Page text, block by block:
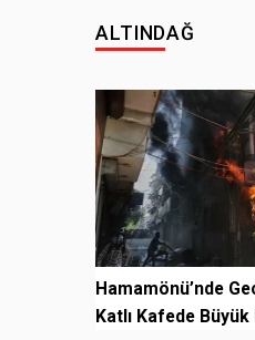
ALTINDAĞ
Hamamönü’nde
Katlı Kafede